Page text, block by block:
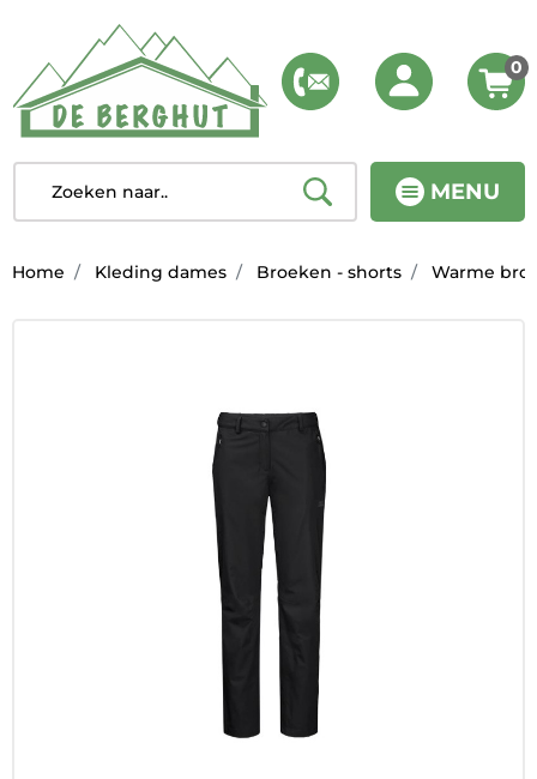
MENU
0
Home Kleding dames Broeken - shorts Warme